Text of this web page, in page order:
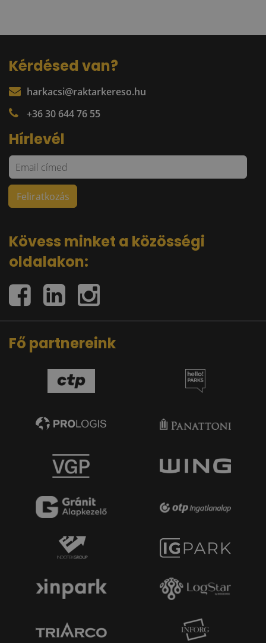
Kérdésed van?
harkacsi@raktarkereso.hu
+36 30 644 76 55
Hírlevél
Kövess minket a közösségi
oldalakon:
Fő partnereink